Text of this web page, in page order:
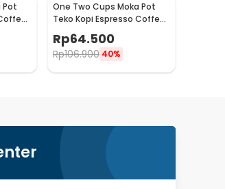
Pot
One Two Cups Moka Pot
Teko Kopi Espresso Coffee
Maker Stovetop 2 Cup
100ml - Z21
Rp64.500
Rp106.900 40%